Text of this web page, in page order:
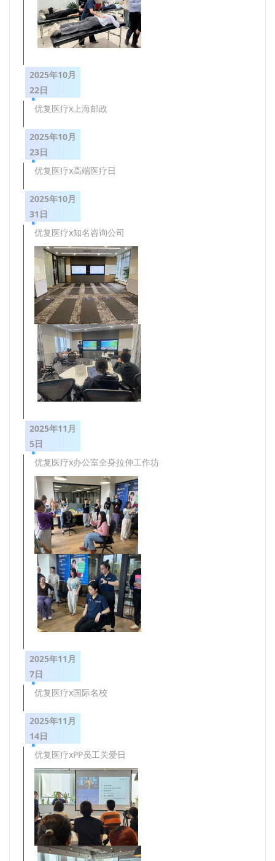
2025年10月
22日
优复医疗x上海邮政
2025年10月
23日
优复医疗x高端医疗日
2025年10月
31日
优复医疗x知名咨询公司
2025年11月
5日
优复医疗x办公室全身拉伸工作坊
2025年11月
7日
优复医疗x国际名校
2025年11月
14日
优复医疗xPP员工关爱日